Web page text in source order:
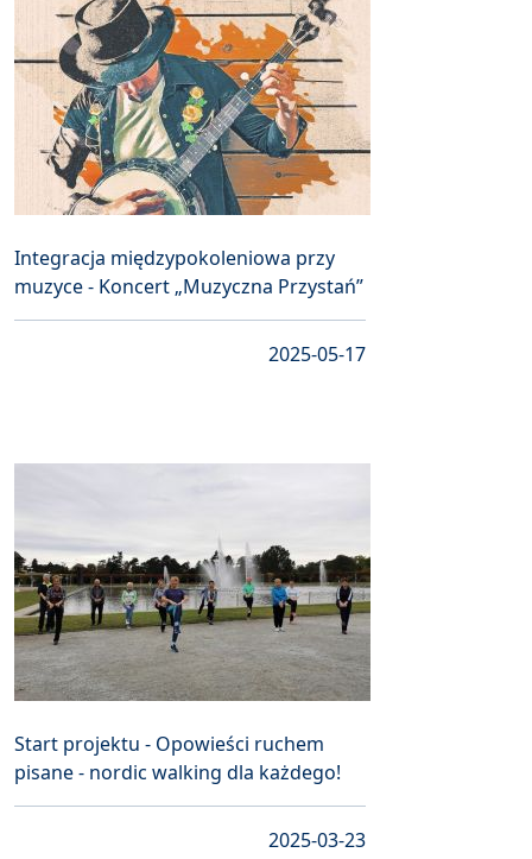
Integracja międzypokoleniowa przy
muzyce - Koncert „Muzyczna Przystań”
2025-05-17
Start projektu - Opowieści ruchem
pisane - nordic walking dla każdego!
2025-03-23